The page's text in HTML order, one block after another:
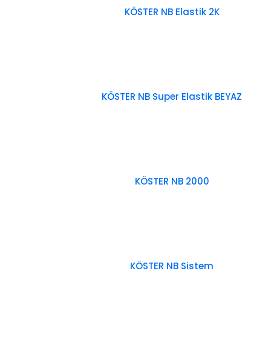
KÖSTER NB Elastik 2K
KÖSTER NB Super Elastik BEYAZ
KÖSTER NB 2000
KÖSTER NB Sistem